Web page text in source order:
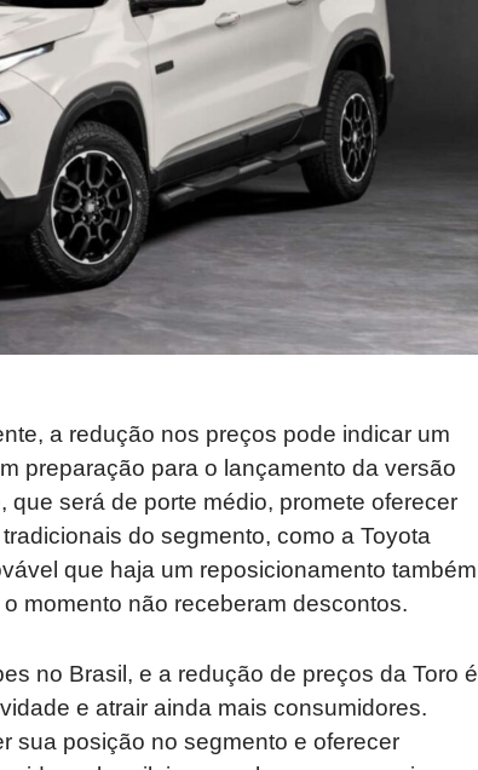
a redução nos preços pode indicar um
preparação para o lançamento da versão
será de porte médio, promete oferecer
do segmento, como a Toyota
que haja um reposicionamento também
momento não receberam descontos.
no Brasil, e a redução de preços da Toro é
e atrair ainda mais consumidores.
sua posição no segmento e oferecer